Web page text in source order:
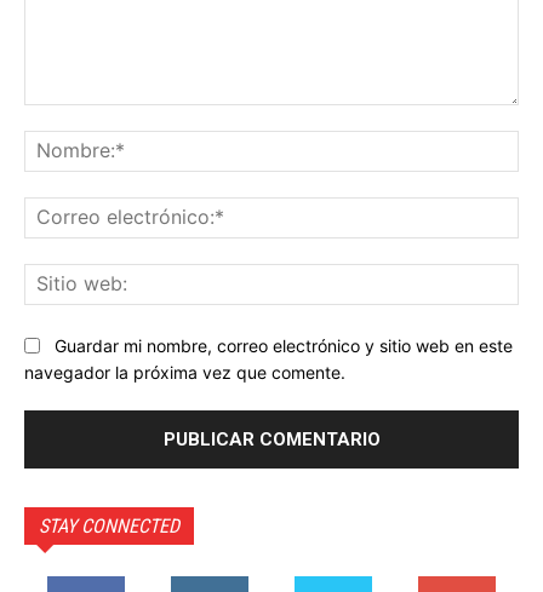
Guardar mi nombre, correo electrónico y sitio web en este
navegador la próxima vez que comente.
STAY CONNECTED